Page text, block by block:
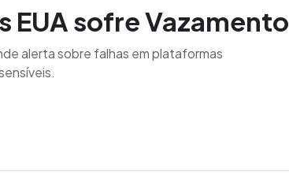
EUA sofre Vazamento
alerta sobre falhas em plataformas